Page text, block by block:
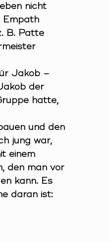
nicht
Empath
B. Patte
Jakob –
der
hatte,
und den
jung war,
einem
den man vor
kann. Es
daran ist: